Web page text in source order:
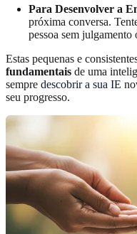
Para Desenvolver a
próxima conversa.
pessoa sem julgamento
Estas pequenas e
fundamentais de uma
sempre descobrir a sua IE
seu progresso.